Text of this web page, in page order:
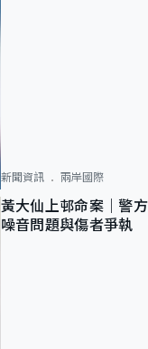
新聞資訊 兩岸國際
黃大仙上邨命案｜警
噪音問題與傷者爭執